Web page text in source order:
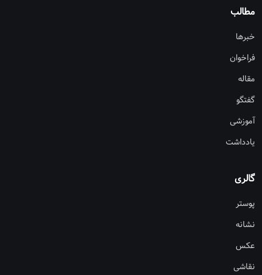
مطالب
خبرها
فراخوان
مقاله
گفتگو
آموزشی
یادداشت
گالری
پوستر
نشانه
عکس
نقاشی